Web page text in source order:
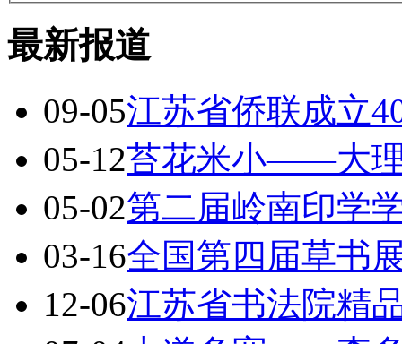
最新报道
09-05江苏省侨联成立
05-12苔花米小——大
05-02第二届岭南印学
03-16全国第四届草书
12-06江苏省书法院精